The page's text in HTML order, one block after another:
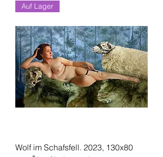
Auf Lager
Wolf im Schafsfell. 2023, 130x80